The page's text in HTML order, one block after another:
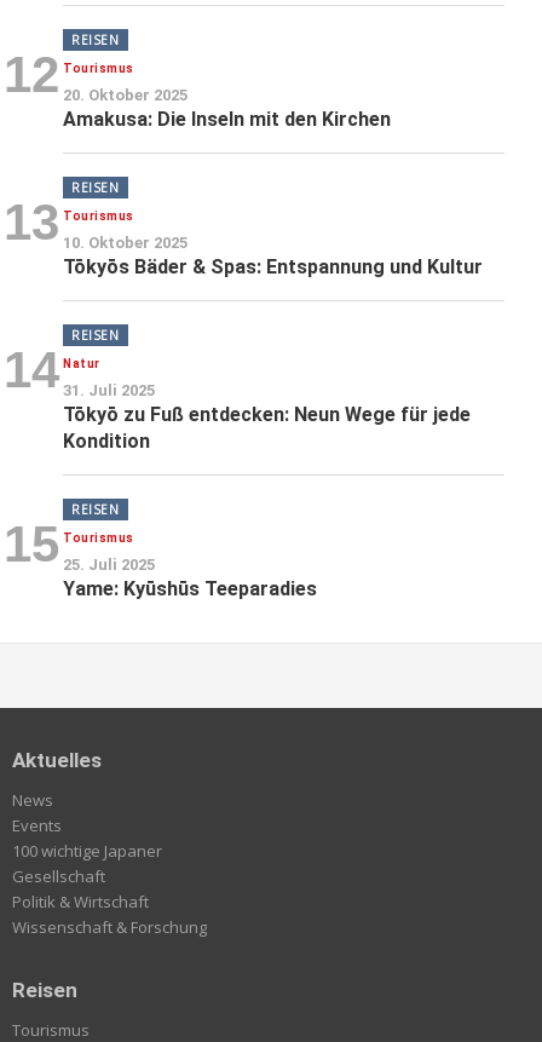
12
REISEN
Tourismus
20. Oktober 2025
Amakusa: Die Inseln mit den Kirchen
13
REISEN
Tourismus
10. Oktober 2025
Tōkyōs Bäder & Spas: Entspannung und Kultur
14
REISEN
Natur
31. Juli 2025
Tōkyō zu Fuß entdecken: Neun Wege für jede
Kondition
15
REISEN
Tourismus
25. Juli 2025
Yame: Kyūshūs Teeparadies
Aktuelles
News
Events
100 wichtige Japaner
Gesellschaft
Politik & Wirtschaft
Wissenschaft & Forschung
Reisen
Tourismus